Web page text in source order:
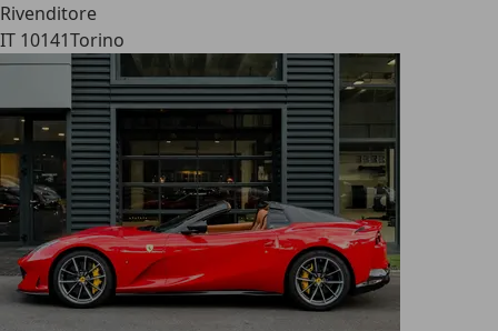
Rivenditore
IT 10141Torino